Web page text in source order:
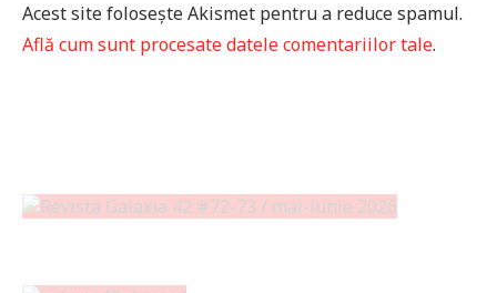
Acest site folosește Akismet pentru a reduce spamul.
Află cum sunt procesate datele comentariilor tale.